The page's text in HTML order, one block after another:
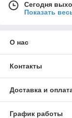
Сегодня
Показать
О нас
Контакты
Доставка и
График работы